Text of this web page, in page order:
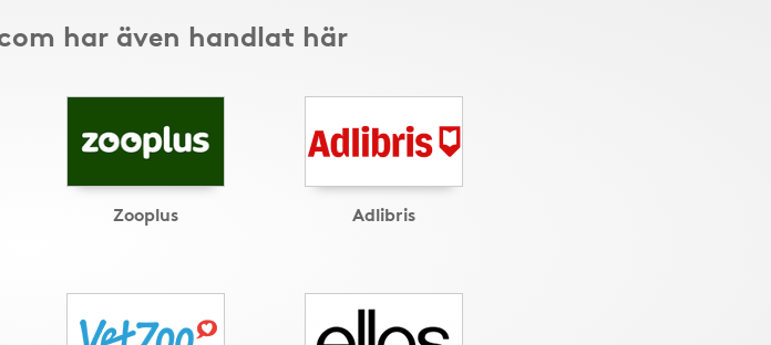
har även handlat här
Zooplus Adlibris